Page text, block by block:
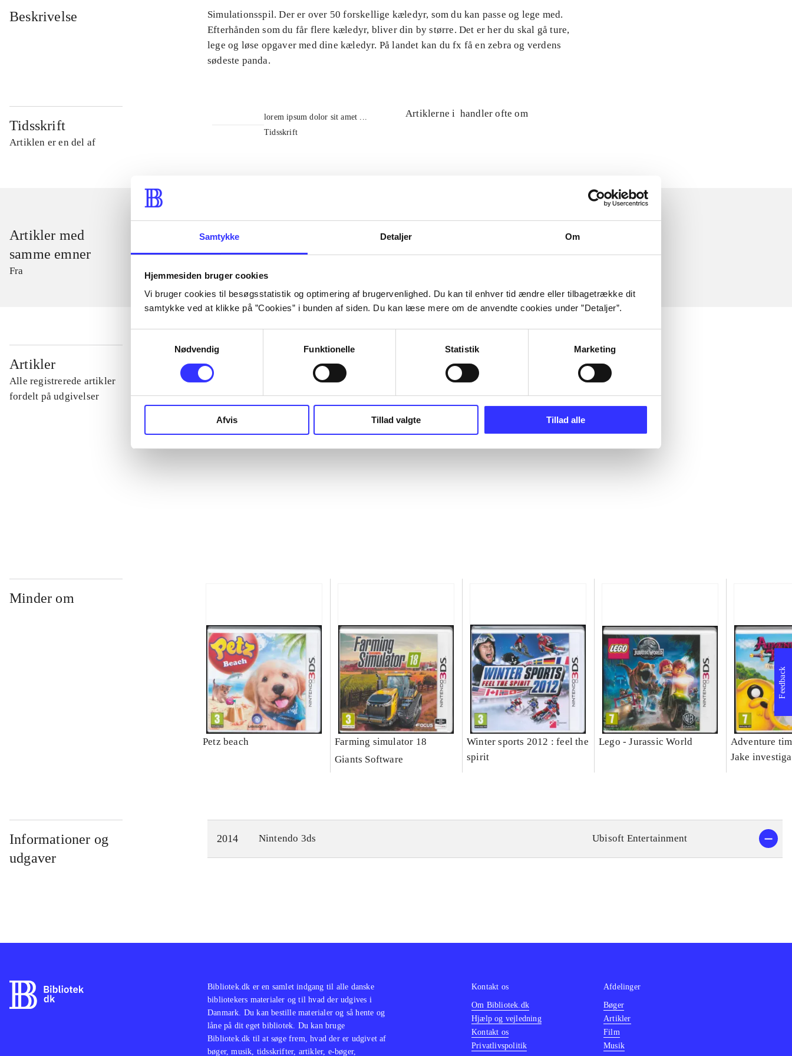
Samtykke Detaljer Om
Hjemmesiden bruger cookies
Vi bruger cookies til besøgsstatistik og optimering af brugervenlighed. Du kan til enhver tid ændre eller tilbagetrække dit
samtykke ved at klikke på ”Cookies” i bunden af siden. Du kan læse mere om de anvendte cookies under ”Detaljer”.
Nødvendig
Funktionelle Statistik Marketing
Afvis Tillad valgte Tillad alle
Beskrivelse
Simulationsspil. Der er over 50 forskellige kæledyr, som du kan passe og lege med.
Efterhånden som du får flere kæledyr, bliver din by større. Det er her du skal gå ture,
lege og løse opgaver med dine kæledyr. På landet kan du fx få en zebra og verdens
sødeste panda.
Tidsskrift
Artiklen er en del af
lorem ipsum dolor sit amet ...
Tidsskrift
Artiklerne i handler ofte om
Artikler med
samme emner
Fra
Artikler
Alle registrerede artikler
fordelt på udgivelser
...
...
...
Minder om
Petz beach
Farming simulator 18
Giants Software
Winter sports 2012 : feel the
spirit
Lego - Jurassic World
Adventure
Jake
Informationer og
udgaver
2014 Nintendo 3ds Ubisoft Entertainment
Feedback
Bibliotek.dk er en samlet indgang til alle danske
bibliotekers materialer og til hvad der udgives i
Danmark. Du kan bestille materialer og så hente og
låne på dit eget bibliotek. Du kan bruge
Bibliotek.dk til at søge frem, hvad der er udgivet af
bøger, musik, tidsskrifter, artikler, e-bøger,
Kontakt os
Om Bibliotek.dk
Hjælp og vejledning
Kontakt os
Privatlivspolitik
Afdelinger
Bøger
Artikler
Film
Musik